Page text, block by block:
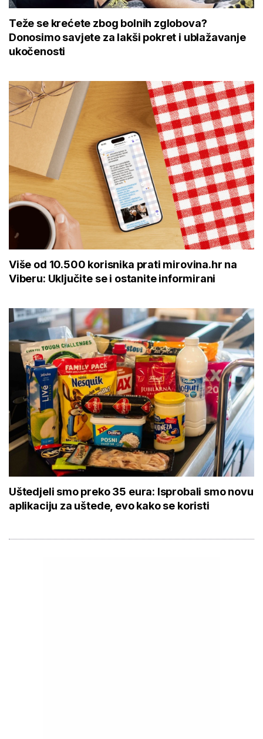
Teže se krećete zbog bolnih zglobova?
Donosimo savjete za lakši pokret i ublažavanje
ukočenosti
Više od 10.500 korisnika prati mirovina.hr na
Viberu: Uključite se i ostanite informirani
Uštedjeli smo preko 35 eura: Isprobali smo novu
aplikaciju za uštede, evo kako se koristi